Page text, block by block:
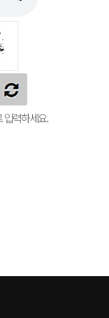
입력하세요.